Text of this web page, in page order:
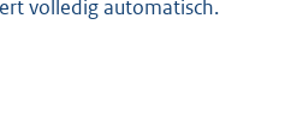
volledig automatisch.